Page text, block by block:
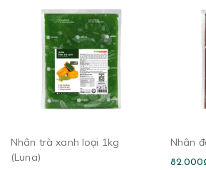
Nhân trà xanh loại 1kg
(Luna)
Nhân